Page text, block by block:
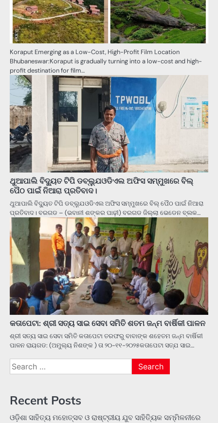
Koraput Emerging as a Low-Cost, High-Profit Film Location
Bhubaneswar:Koraput is gradually turning into a low-cost and high-
profit destination for film…
ଥୁଆପାଲି ବିଦ୍ୟୁତ ଟିପି ଡବ୍ଲ୍ଯୁଓଡିଏଲ ଅଫିସ ସମ୍ମୁଖରେ ବିଲ୍
ପୈଠ ପାଇଁ ନିଆରା ପ୍ରତିବାଦ।
ଥୁଆପାଲି ବିଦ୍ୟୁତ ଟିପି ଡବ୍ଲ୍ଯୁଓଡିଏଲ ଅଫିସ ସମ୍ମୁଖରେ ବିଲ୍ ପୈଠ ପାଇଁ ନିଆରା
ପ୍ରତିବାଦ। ବରଗଡ – (ଭବାନୀ ଶଙ୍କର ପାଢ଼ୀ) ବରଗଡ ଜିଲ୍ଲା ଭେଡେନ ବ୍ଲକ…
କତାପେଟା: ଶ୍ରୀ ସତ୍ୟ ସାଇ ସେବା ସମିତି ଶତମ ଜନ୍ମ ବାର୍ଷିକୀ ପାଳନ
ଶ୍ରୀ ସତ୍ୟ ସାଇ ସେବା ସମିତି କତାପେଟା ତରଫରୁ ବାବାଙ୍କ ଶହେତମ ଜନ୍ମ ବାର୍ଷିକୀ
ପାଳନ ରାୟଗଡ: (ଅମୁଲ୍ୟ ନିଶଙ୍କ ) ତା ୨୦-୧୧-୨୦୨୫କତାପେଟା ସତ୍ଯ ସାଇ…
Search
for:
Recent Posts
ଓଡ଼ିଶା ସାହିତ୍ୟ ମହୋତ୍ସବ ଓ ରାଷ୍ଟ୍ରୀୟ ଯୁବ ସାହିତ୍ୟିକ ସମ୍ମିଳନୀରେ